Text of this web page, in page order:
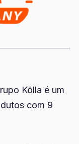
Kölla é um
com 9